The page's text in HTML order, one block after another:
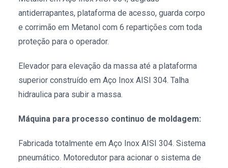
antiderrapantes, plataforma de acesso, guarda corpo
e corrimão em Metanol com 6 repartições com toda
proteção para o operador.
Elevador para elevação da massa até a plataforma
superior construído em Aço Inox AISI 304. Talha
hidraulica para subir a massa.
Máquina para processo continuo de moldagem:
Fabricada totalmente em Aço Inox AISI 304. Sistema
pneumático. Motoredutor para acionar o sistema de